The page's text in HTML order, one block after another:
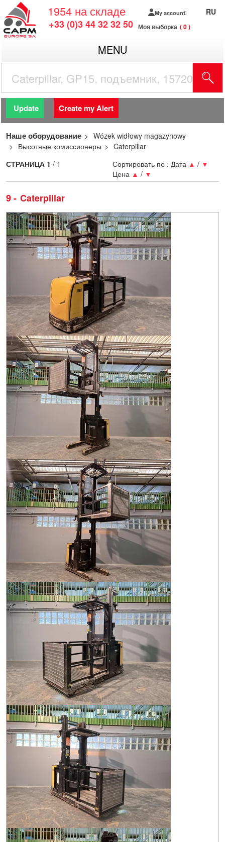
1954 на складе
+33 (0)3 44 32 32 50
My account
Моя выборка 0
RU
MENU
Update Create my Alert
Наше оборудование
Wózek widłowy magazynowy
Высотные комиссионеры
Caterpillar
9 Caterpillar
Сортировать по : Дата ▲ / ▼
Цена ▲ / ▼
СТРАНИЦА 1 / 1